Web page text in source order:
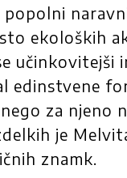
ekoloških
učinkovitejši
edinstvene
za njeno
je
znamk.